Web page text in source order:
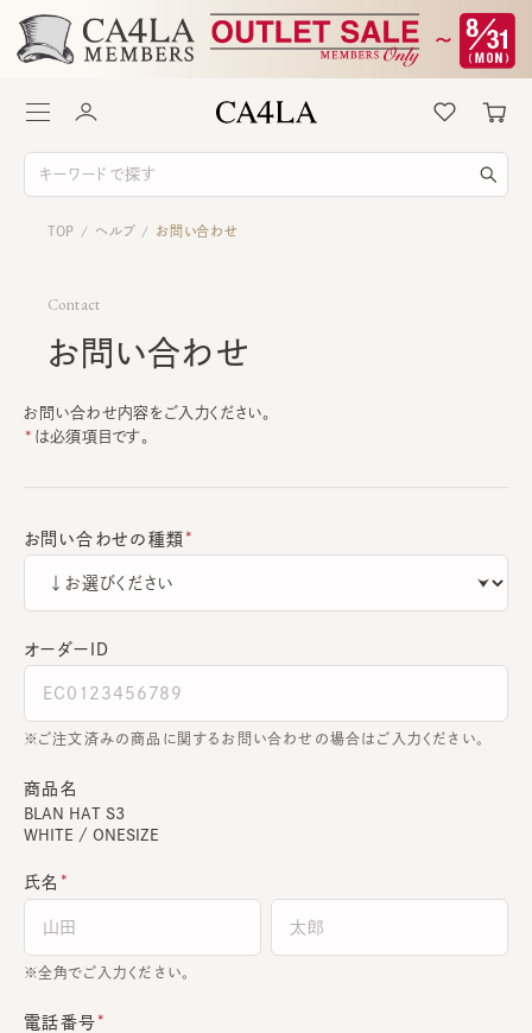
TOP / ヘルプ / お問い合わせ
Contact
お問い合わせ
お問い合わせ内容をご入力ください。
は必須項目です。
お問い合わせの種類
オーダーＩＤ
ご注文済みの商品に関するお問い合わせの場合はご入力ください。
商品名
BLAN HAT S3
WHITE / ONESIZE
氏名
全角でご入力ください。
電話番号